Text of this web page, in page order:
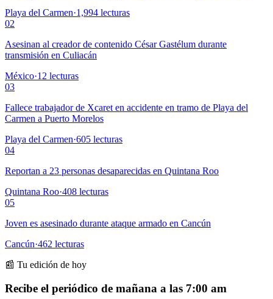
Playa del Carmen·1,994 lecturas
02
Asesinan al creador de contenido César Gastélum durante
transmisión en Culiacán
México·12 lecturas
03
Fallece trabajador de Xcaret en accidente en tramo de Playa del
Carmen a Puerto Morelos
Playa del Carmen·605 lecturas
04
Reportan a 23 personas desaparecidas en Quintana Roo
Quintana Roo·408 lecturas
05
Joven es asesinado durante ataque armado en Cancún
Cancún·462 lecturas
📰 Tu edición de hoy
Recibe el periódico de mañana a las 7:00 am